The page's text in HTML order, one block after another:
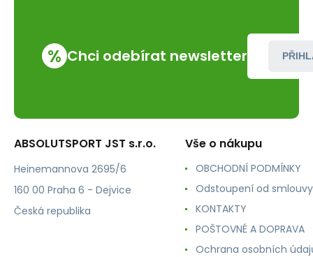
% Chci odebírat newsletter
ABSOLUTSPORT JST s.r.o.
Heinemannova 2695/6
160 00 Praha 6 - Dejvice
Česká republika
Vše o nákupu
OBCHODNÍ PODMÍNKY
Odstoupení od smlouvy
KONTAKTY
POŠTOVNÉ A DOPRAVA
Ochrana osobních